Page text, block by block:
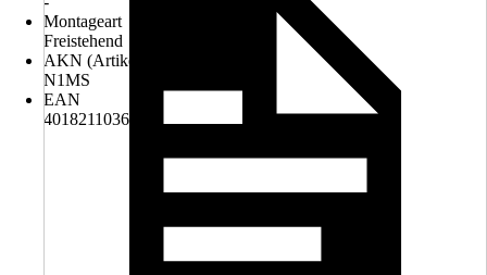
Montageart
Freistehend
AKN (Artikelkurznummer)
N1MS
EAN
4018211036486